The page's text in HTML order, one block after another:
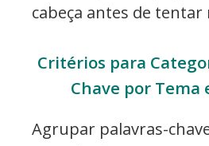
cabeça antes de
Critérios para
Chave por Tema
Agrupar palavras-